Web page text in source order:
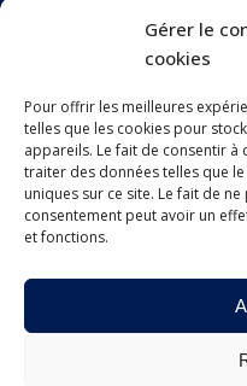
Gérer le
cookies
Pour offrir les meilleures
telles que les cookies pour
appareils. Le fait de consentir
traiter des données telles que
uniques sur ce site. Le fait de
consentement peut avoir un
et fonctions.
LE
Le